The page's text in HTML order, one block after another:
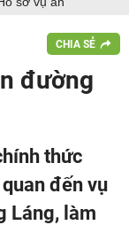
CHIA SẺ
đường
thức
đến vụ
Láng, làm